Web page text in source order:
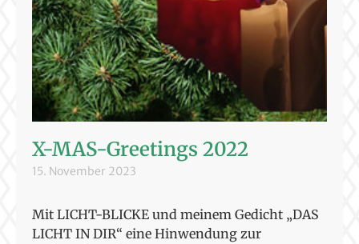
X-MAS-Greetings 2022
15. November 2023
Mit LICHT-BLICKE und meinem Gedicht „DAS
LICHT IN DIR“ eine Hinwendung zur